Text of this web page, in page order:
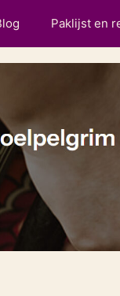
Paklijst en